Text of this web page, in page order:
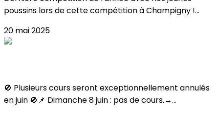
poussins lors de cette compétition à Champigny !...
20 mai 2025
🚫 Plusieurs cours seront exceptionnellement annulés
en juin 🚫📌 Dimanche 8 juin : pas de cours.→...